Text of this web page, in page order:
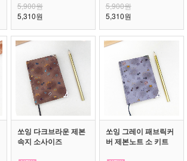
5,900원
5,310원
5,900원
5,310원
쏘잉 다크브라운 제본
속지 소사이즈
쏘잉 그레이 패브릭커
버 제본노트 소 키트